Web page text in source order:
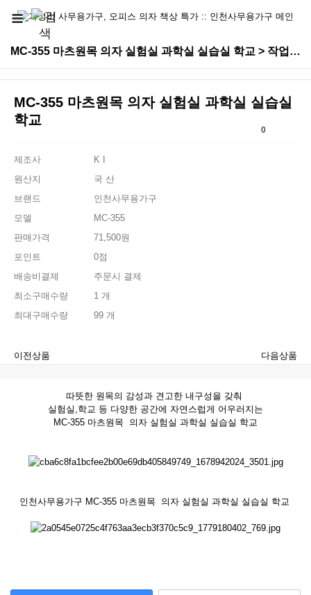
MC-355 마츠원목 의자 실험실 과학실 실습실 학교 > 작업/실험실/진찰용의자
MC-355 마츠원목 의자 실험실 과학실 실습실
학교
0
제조사
K I
원산지
국 산
브랜드
인천사무용가구
모델
MC-355
판매가격
71,500원
포인트
0점
배송비결제
주문시 결제
최소구매수량
1 개
최대구매수량
99 개
이전상품 다음상품
따뜻한 원목의 감성과 견고한 내구성을 갖춰
실험실,학교 등 다양한 공간에 자연스럽게 어우러지는
MC-355 마츠원목 의자 실험실 과학실 실습실 학교
인천사무용가구 MC-355 마츠원목 의자 실험실 과학실 실습실 학교